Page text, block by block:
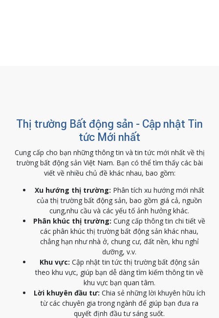
Thị trường Bất động sản - Cập nhật Tin
tức Mới nhất
Cung cấp cho bạn những thông tin và tin tức mới nhất về thị
trường bất động sản Việt Nam. Bạn có thể tìm thấy các bài
viết về nhiều chủ đề khác nhau, bao gồm:
Xu hướng thị trường: Phân tích xu hướng mới nhất
của thị trường bất động sản, bao gồm giá cả, nguồn
cung,nhu cầu và các yếu tố ảnh hưởng khác.
Phân khúc thị trường: Cung cấp thông tin chi tiết về
các phân khúc thị trường bất động sản khác nhau,
chẳng hạn như nhà ở, chung cư, đất nền, khu nghỉ
dưỡng, v.v.
Khu vực: Cập nhật tin tức thị trường bất động sản
theo khu vực, giúp bạn dễ dàng tìm kiếm thông tin về
khu vực bạn quan tâm.
Lời khuyên đầu tư: Chia sẻ những lời khuyên hữu ích
từ các chuyên gia trong ngành để giúp bạn đưa ra
quyết định đầu tư sáng suốt.